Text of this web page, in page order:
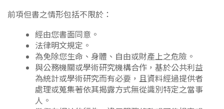
前項但書之情形包括不限於：
經由您書面同意。
法律明文規定。
為免除您生命、身體、自由或財產上之危險。
與公務機關或學術研究機構合作，基於公共利益
為統計或學術研究而有必要，且資料經過提供者
處理或蒐集著依其揭露方式無從識別特定之當事
人。